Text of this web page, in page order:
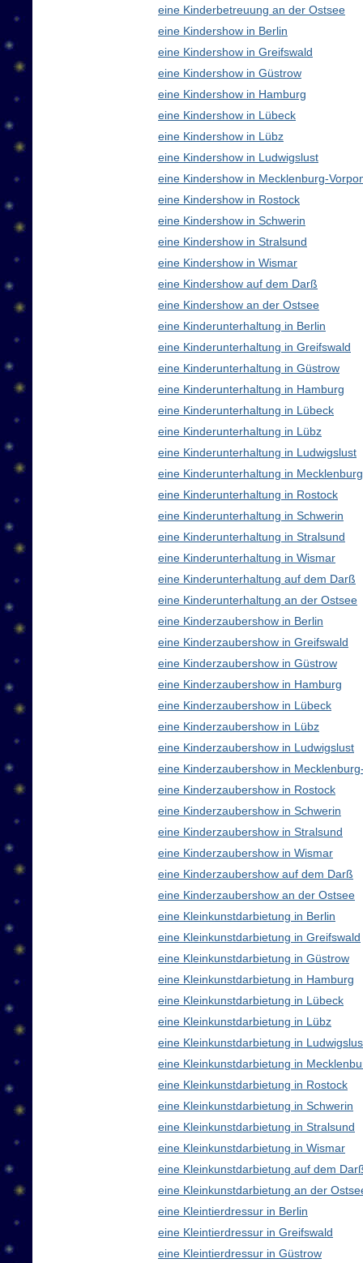
eine Kinderbetreuung an der Ostsee
eine Kindershow in Berlin
eine Kindershow in Greifswald
eine Kindershow in Güstrow
eine Kindershow in Hamburg
eine Kindershow in Lübeck
eine Kindershow in Lübz
eine Kindershow in Ludwigslust
eine Kindershow in Mecklenburg-
eine Kindershow in Rostock
eine Kindershow in Schwerin
eine Kindershow in Stralsund
eine Kindershow in Wismar
eine Kindershow auf dem Darß
eine Kindershow an der Ostsee
eine Kinderunterhaltung in Berlin
eine Kinderunterhaltung in Greifswald
eine Kinderunterhaltung in Güstrow
eine Kinderunterhaltung in Hamburg
eine Kinderunterhaltung in Lübeck
eine Kinderunterhaltung in Lübz
eine Kinderunterhaltung in Ludwigslust
eine Kinderunterhaltung in
eine Kinderunterhaltung in Rostock
eine Kinderunterhaltung in Schwerin
eine Kinderunterhaltung in Stralsund
eine Kinderunterhaltung in Wismar
eine Kinderunterhaltung auf dem Darß
eine Kinderunterhaltung an der Ostsee
eine Kinderzaubershow in Berlin
eine Kinderzaubershow in Greifswald
eine Kinderzaubershow in Güstrow
eine Kinderzaubershow in Hamburg
eine Kinderzaubershow in Lübeck
eine Kinderzaubershow in Lübz
eine Kinderzaubershow in Ludwigslust
eine Kinderzaubershow in
eine Kinderzaubershow in Rostock
eine Kinderzaubershow in Schwerin
eine Kinderzaubershow in Stralsund
eine Kinderzaubershow in Wismar
eine Kinderzaubershow auf dem Darß
eine Kinderzaubershow an der Ostsee
eine Kleinkunstdarbietung in Berlin
eine Kleinkunstdarbietung in Greifswald
eine Kleinkunstdarbietung in Güstrow
eine Kleinkunstdarbietung in Hamburg
eine Kleinkunstdarbietung in Lübeck
eine Kleinkunstdarbietung in Lübz
eine Kleinkunstdarbietung in
eine Kleinkunstdarbietung in
eine Kleinkunstdarbietung in Rostock
eine Kleinkunstdarbietung in Schwerin
eine Kleinkunstdarbietung in Stralsund
eine Kleinkunstdarbietung in Wismar
eine Kleinkunstdarbietung auf dem
eine Kleinkunstdarbietung an der
eine Kleintierdressur in Berlin
eine Kleintierdressur in Greifswald
eine Kleintierdressur in Güstrow